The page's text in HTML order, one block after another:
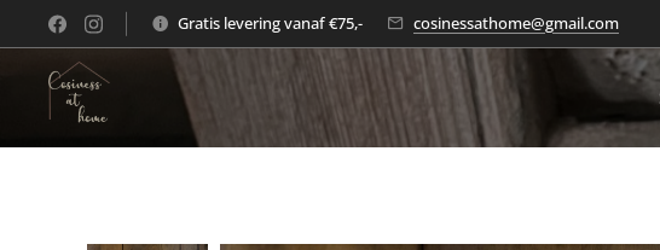
Gratis levering vanaf €75,- cosinessathome@gmail.com